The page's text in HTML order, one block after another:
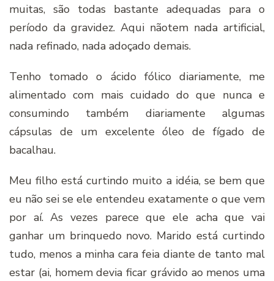
muitas, são todas bastante adequadas para o
período da gravidez. Aqui nãotem nada artificial,
nada refinado, nada adoçado demais.
Tenho tomado o ácido fólico diariamente, me
alimentado com mais cuidado do que nunca e
consumindo também diariamente algumas
cápsulas de um excelente óleo de fígado de
bacalhau.
Meu filho está curtindo muito a idéia, se bem que
eu não sei se ele entendeu exatamente o que vem
por aí. As vezes parece que ele acha que vai
ganhar um brinquedo novo. Marido está curtindo
tudo, menos a minha cara feia diante de tanto mal
estar (ai, homem devia ficar grávido ao menos uma